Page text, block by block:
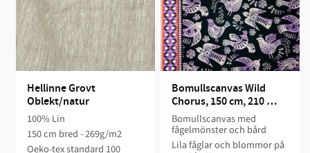
Hellinne Grovt
Oblekt/natur
100% Lin
150 cm bred - 269g/m2
Oeko-tex standard 100
Bomullscanvas Wild
Chorus, 150 cm, 210
g/m²
Bomullscanvas med
fågelmönster och bård
Lila fåglar och blommor på